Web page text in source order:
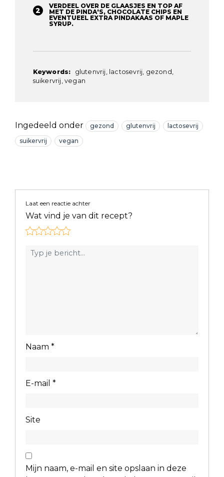
VERDEEL OVER DE GLAASJES EN TOP AF
MET DE PINDA'S, CHOCOLATE CHIPS EN
EVENTUEEL EXTRA PINDAKAAS OF MAPLE
SYRUP. ⁠
Keywords:
glutenvrij, lactosevrij, gezond,
suikervrij, vegan
Ingedeeld onder gezond glutenvrij
lactosevrij
suikervrij
vegan
Laat een reactie achter
Wat vind je van dit recept?
Naam *
E-mail *
Site
Mijn naam, e-mail en site opslaan in deze